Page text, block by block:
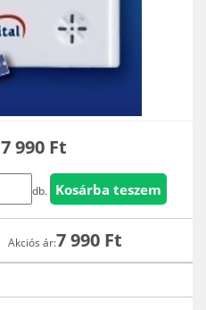
7 990 Ft
db.
Akciós ár:7 990Ft